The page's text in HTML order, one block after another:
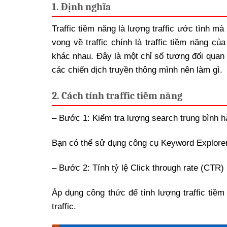
1. Định nghĩa
Traffic tiềm năng là lượng traffic ước tình
vọng về traffic chính là traffic tiềm năng
khác nhau. Đây là một chỉ số tương đối
các chiến dịch truyền thông mình nên làm gì.
2. Cách tính traffic tiềm năng
– Bước 1: Kiểm tra lượng search trung bình
Bạn có thể sử dụng công cụ Keyword
– Bước 2: Tính tỷ lệ Click through rate
Áp dụng công thức để tính lượng traffic
traffic.